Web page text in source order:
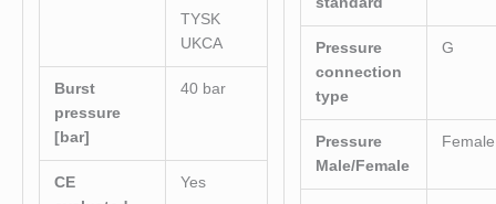
TYSK
UKCA
Burst
pressure
[bar]
40 bar
CE
Yes
Pressure
connection
type
G
Pressure
Male/Female
Female